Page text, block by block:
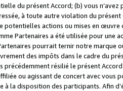
du présent Accord; (b) vous
à toute autre violation du
potentielles actions ou mises en
Partenaires a été utilisée pour une
pourrait ternir notre marque
des impôts dans le cadre du
précédemment résilié le présent
ou agissant de concert avec vous
à la disposition des participants. Afin